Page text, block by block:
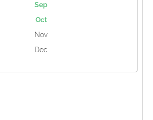
Sep
Oct
Nov
Dec